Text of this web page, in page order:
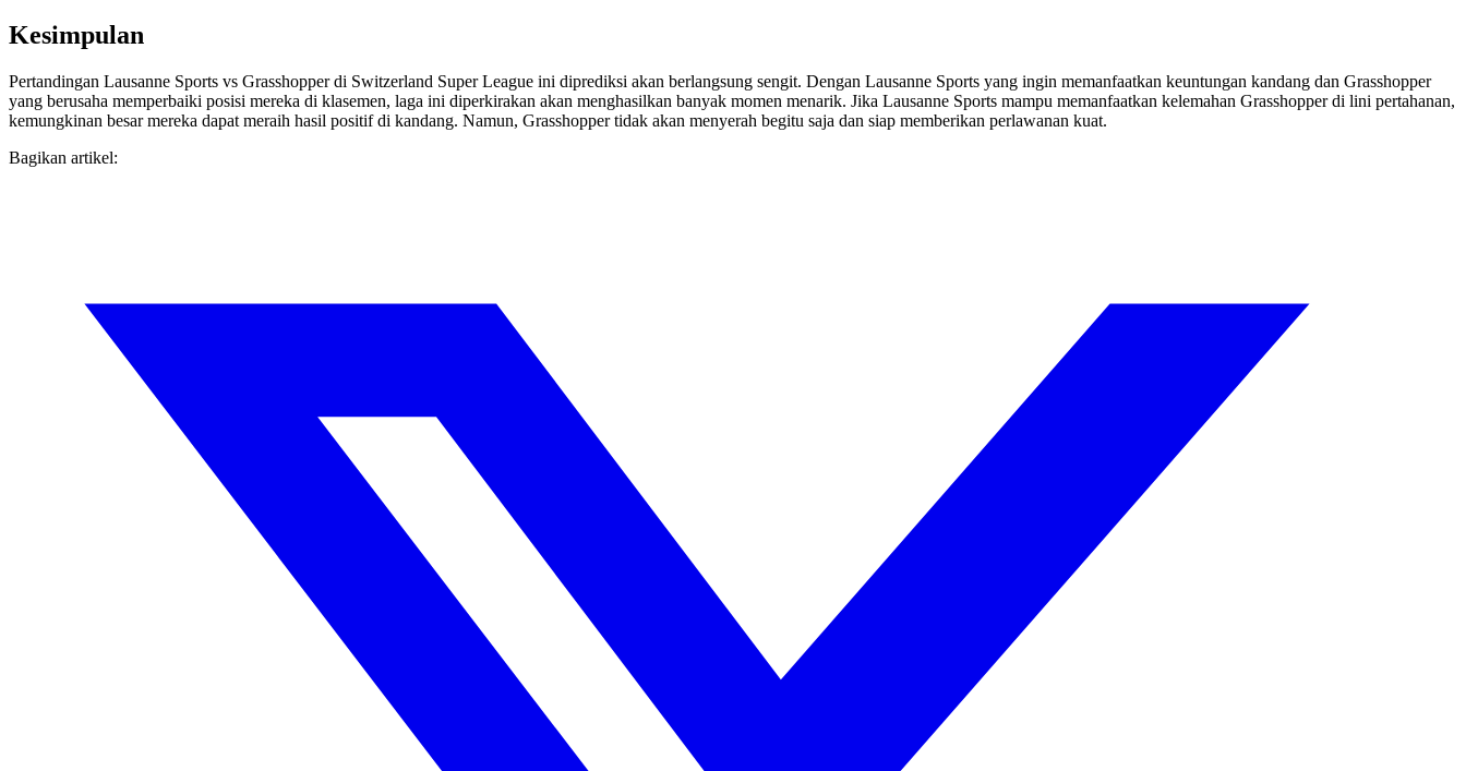
Kesimpulan
Pertandingan Lausanne Sports vs Grasshopper di Switzerland Super League ini diprediksi akan berlangsung sengit. Dengan Lausanne Sports yang ingin memanfaatkan keuntungan kandang dan Grasshopper
yang berusaha memperbaiki posisi mereka di klasemen, laga ini diperkirakan akan menghasilkan banyak momen menarik. Jika Lausanne Sports mampu memanfaatkan kelemahan Grasshopper di lini pertahanan,
kemungkinan besar mereka dapat meraih hasil positif di kandang. Namun, Grasshopper tidak akan menyerah begitu saja dan siap memberikan perlawanan kuat.
Bagikan artikel: